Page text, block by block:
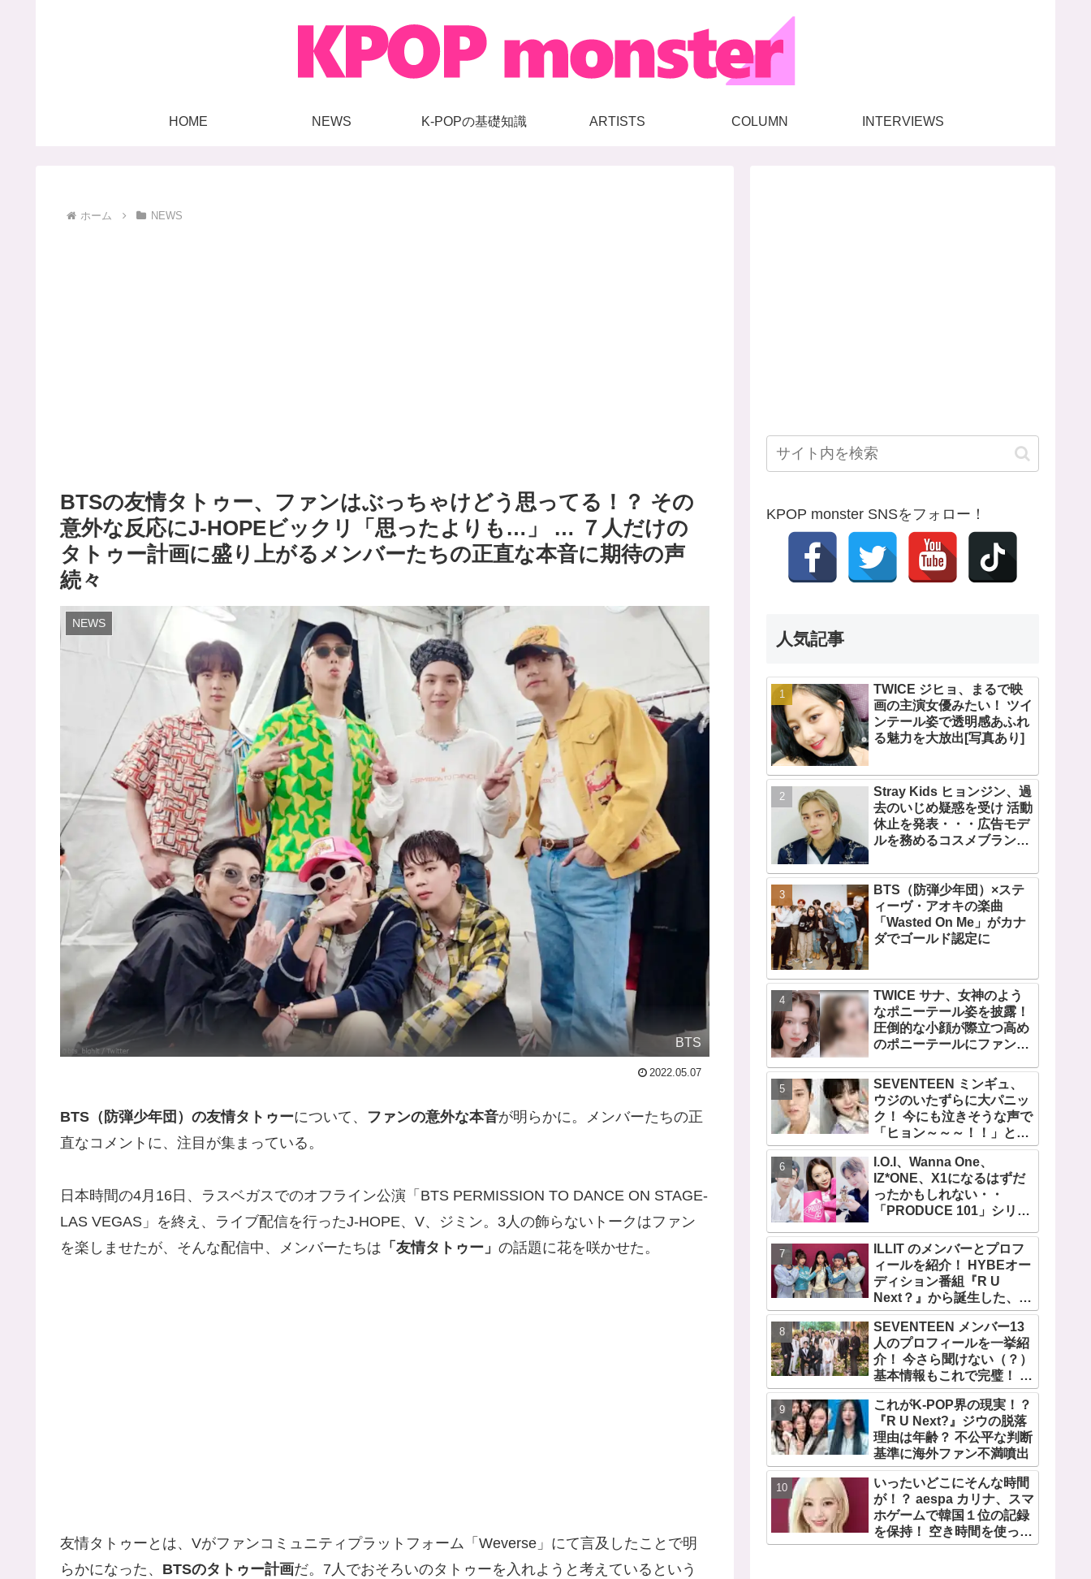
HOME NEWS K-POPの基礎知識 ARTISTS COLUMN INTERVIEWS
ホーム NEWS
BTSの友情タトゥー、ファンはぶっちゃけどう思ってる！？ その
意外な反応にJ-HOPEビックリ「思ったよりも…」 … ７人だけの
タトゥー計画に盛り上がるメンバーたちの正直な本音に期待の声
続々
NEWS
BTS
2022.05.07
BTS（防弾少年団）の友情タトゥーについて、 ファンの意外な本音が明らかに。メンバーたちの正
直なコメントに、注目が集まっている。
日本時間の4月16日、ラスベガスでのオフライン公演「BTS PERMISSION TO DANCE ON STAGE-
LAS VEGAS」を終え、ライブ配信を行ったJ-HOPE、V、ジミン。3人の飾らないトークはファン
を楽しませたが、そんな配信中、メンバーたちは 「友情タトゥー」 の話題に花を咲かせた。
友情タトゥーとは、Vがファンコミュニティプラットフォーム「Weverse」にて言及したことで明
らかになった、 BTSのタトゥー計画だ。7人でおそろいのタトゥーを入れようと考えているという
KPOP monster SNSをフォロー！
人気記事
TWICE ジヒョ、まるで映
画の主演女優みたい！ ツイ
ンテール姿で透明感あふれ
る魅力を大放出[写真あり]
Stray Kids ヒョンジン、過
去のいじめ疑惑を受け 活動
休止を発表・・・広告モデ
ルを務めるコスメブランド
BTS（防弾少年団）×ステ
ィーヴ・アオキの楽曲
「Wasted On Me」がカナ
ダでゴールド認定に
TWICE サナ、女神のよう
なポニーテール姿を披露！
圧倒的な小顔が際立つ高め
のポニーテールにファン歓
SEVENTEEN ミンギュ、
ウジのいたずらに大パニッ
ク！ 今にも泣きそうな声で
「ヒョン～～～！！」と呼
びかける… 恐怖のあまり子
供のように駆け出す姿がか
わいい
I.O.I、Wanna One、
IZ*ONE、X1になるはずだ
ったかもしれない・・
「PRODUCE 101」シリー
せられた練習生12人の氏名
が公表
ILLIT のメンバーとプロフ
ィールを紹介！ HYBEオー
ディション番組『R U
Next？』から誕生した、日
本人のイロハとモカを含む
5人組ガールズグループ！
デビュー曲「Magnetic」が
いきなりの大ヒット
SEVENTEEN メンバー13
人のプロフィールを一挙紹
介！ 今さら聞けない（？）
基本情報もこれで完璧！ 代
表曲から最新曲、爆笑コン
テンツ『GOING
SEVENTEEN』まで・・
VERY NICEな魅力が満載
これがK-POP界の現実！？
『R U Next?』ジウの脱落
理由は年齢？ 不公平な判断
基準に海外ファン不満噴出
いったいどこにそんな時間
が！？ aespa カリナ、スマ
ホゲームで韓国１位の記録
を保持！ 空き時間を使って
１万回ものミニゲームをク